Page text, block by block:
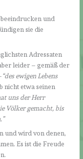
und
sie die
Adressaten
leider – gemäß der
“des ewigen Lebens
nicht etwa seinen
uns der Herr
Völker gemacht, bis
und wird von denen,
Es ist die Freude